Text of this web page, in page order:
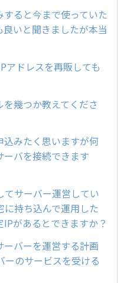
ると今まで使っていた
いと聞きましたが本当
ドレスを再販しても
幾つか教えてくださ
みたく思いますが何
バを接続できます
てサーバー運営してい
に持ち込んで運用した
があるとできますか？
バーを運営する計画
ーのサービスを受ける